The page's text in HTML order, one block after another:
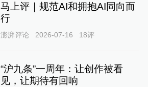
马上评｜规范AI和拥抱AI同向而
行
澎湃评论 2026-07-16 18评
“沪九条”一周年：让创作被看
见，让期待有回响